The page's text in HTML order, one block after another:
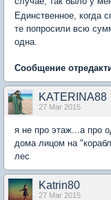
Единственное, когда
те попросили всю
одна.
Сообщение
KATERINA88
27 Mar 2015
я не про этаж...а про
дома лицом на
лес
Katrin80
27 Mar 2015